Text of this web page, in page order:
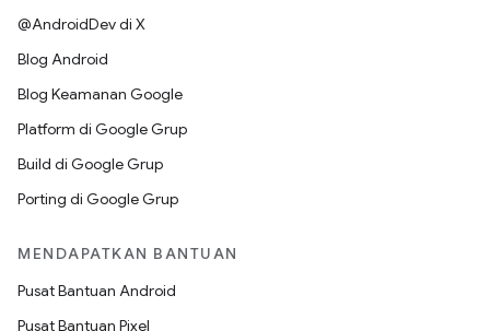
@AndroidDev di X
Blog Android
Blog Keamanan Google
Platform di Google Grup
Build di Google Grup
Porting di Google Grup
MENDAPATKAN BANTUAN
Pusat Bantuan Android
Pusat Bantuan Pixel